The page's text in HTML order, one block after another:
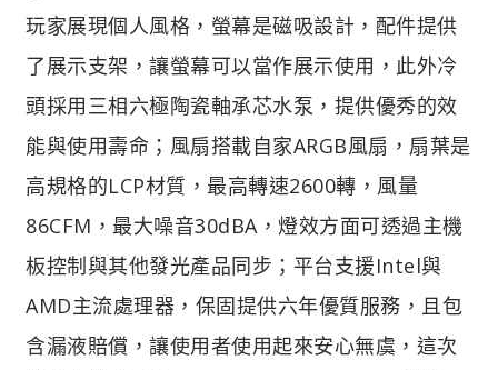
玩家展現個人風格，螢幕是磁吸設計，配件提供
了展示支架，讓螢幕可以當作展示使用，此外冷
頭採用三相六極陶瓷軸承芯水泵，提供優秀的效
能與使用壽命；風扇搭載自家ARGB風扇，扇葉是
高規格的LCP材質，最高轉速2600轉，風量
86CFM，最大噪音30dBA，燈效方面可透過主機
板控制與其他發光產品同步；平台支援Intel與
AMD主流處理器，保固提供六年優質服務，且包
含漏液賠償，讓使用者使用起來安心無虞，這次